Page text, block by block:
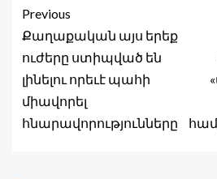
Previous
Քաղաքական այս երեք
ուժերը ստիպված են
լինելու որեւէ պահի
միավորել
հնարավորությունները